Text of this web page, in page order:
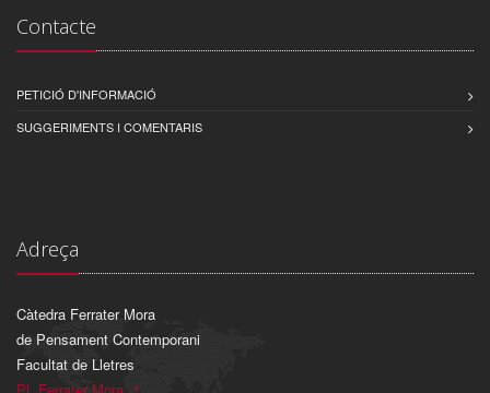
Contacte
PETICIÓ D'INFORMACIÓ
SUGGERIMENTS I COMENTARIS
Adreça
Càtedra Ferrater Mora
de Pensament Contemporani
Facultat de Lletres